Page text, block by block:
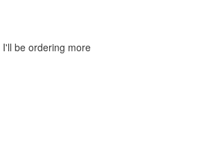
be ordering more